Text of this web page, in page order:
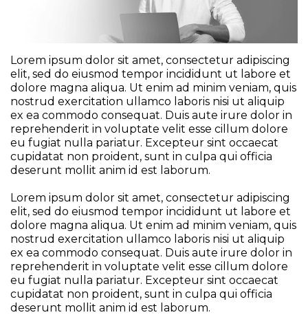
Lorem ipsum dolor sit amet, consectetur adipiscing
elit, sed do eiusmod tempor incididunt ut labore et
dolore magna aliqua. Ut enim ad minim veniam, quis
nostrud exercitation ullamco laboris nisi ut aliquip
ex ea commodo consequat. Duis aute irure dolor in
reprehenderit in voluptate velit esse cillum dolore
eu fugiat nulla pariatur. Excepteur sint occaecat
cupidatat non proident, sunt in culpa qui officia
deserunt mollit anim id est laborum.
Lorem ipsum dolor sit amet, consectetur adipiscing
elit, sed do eiusmod tempor incididunt ut labore et
dolore magna aliqua. Ut enim ad minim veniam, quis
nostrud exercitation ullamco laboris nisi ut aliquip
ex ea commodo consequat. Duis aute irure dolor in
reprehenderit in voluptate velit esse cillum dolore
eu fugiat nulla pariatur. Excepteur sint occaecat
cupidatat non proident, sunt in culpa qui officia
deserunt mollit anim id est laborum.